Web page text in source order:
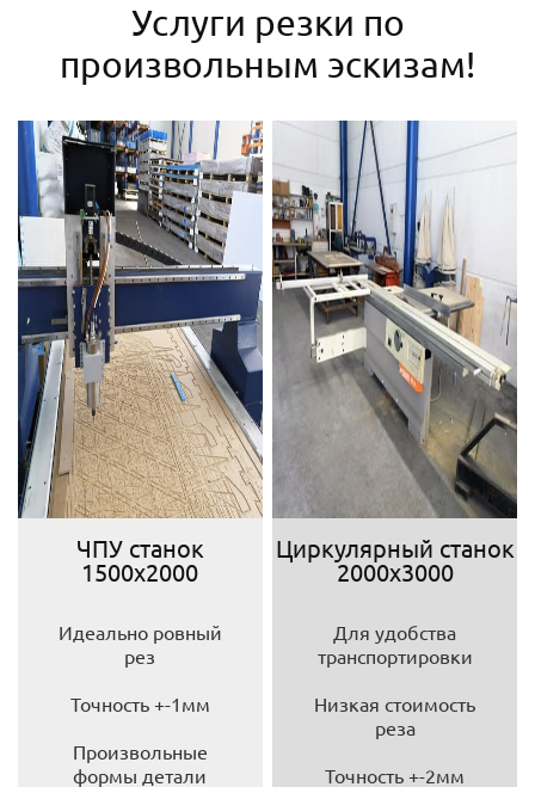
Услуги резки по
произвольным эскизам!
ЧПУ станок
1500х2000
Идеально ровный
рез
Точность +-1мм
Произвольные
формы детали
Циркулярный станок
2000х3000
Для удобства
транспортировки
Низкая стоимость
реза
Точность +-2мм